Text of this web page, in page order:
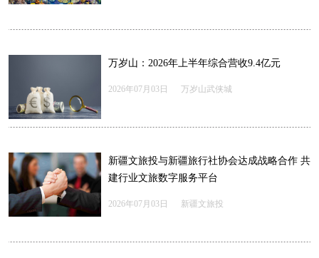
万岁山：2026年上半年综合营收9.4亿元
2026年07月03日 万岁山武侠城
新疆文旅投与新疆旅行社协会达成战略合作 共
建行业文旅数字服务平台
2026年07月03日 新疆文旅投